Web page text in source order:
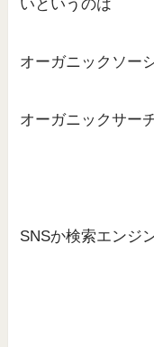
いというのは
オーガニックソー
オーガニックサー
SNSか検索エンジ